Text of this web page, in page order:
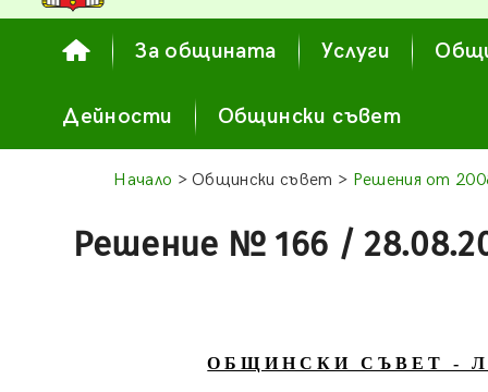
За общината Услуги
Дейности Общински съвет
Начало > Общински съвет > Решения от
Решение № 166 /
О Б Щ И Н С К И С Ъ В Е Т - Л